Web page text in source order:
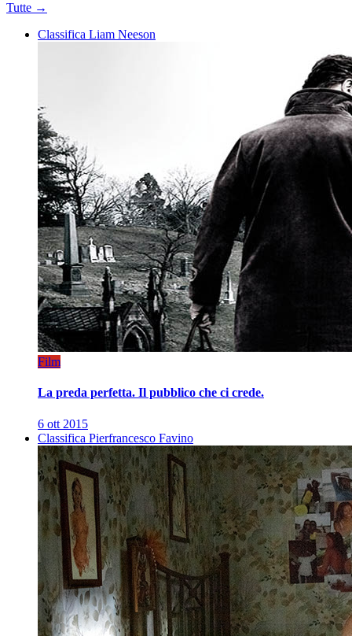
Tutte →
Classifica Liam Neeson
Film
La preda perfetta. Il pubblico che ci crede.
6 ott 2015
Classifica Pierfrancesco Favino